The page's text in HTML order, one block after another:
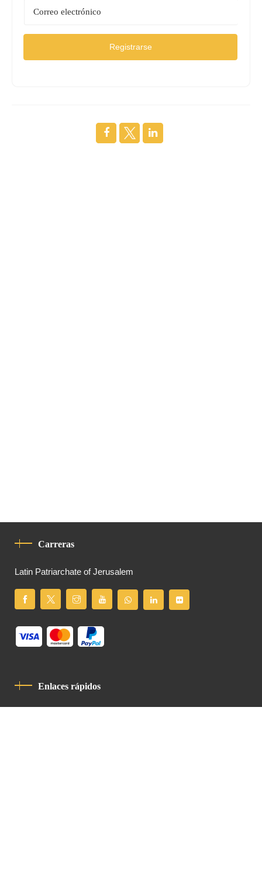
Registrarse
Carreras
Latin Patriarchate of Jerusalem
Enlaces rápidos